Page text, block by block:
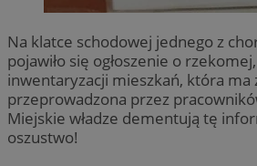
Na klatce schodowej jednego z
pojawiło się ogłoszenie o
inwentaryzacji mieszkań, która ma
przeprowadzona przez
Miejskie władze dementują tę
oszustwo!